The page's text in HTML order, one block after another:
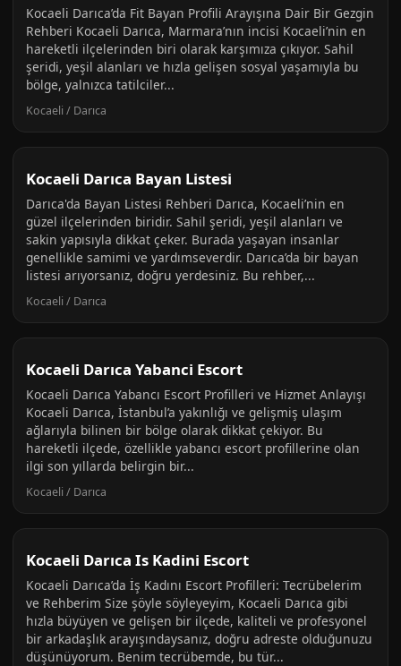
Kocaeli Darıca’da Fit Bayan Profili Arayışına Dair Bir Gezgin
Rehberi Kocaeli Darıca, Marmara’nın incisi Kocaeli’nin en
hareketli ilçelerinden biri olarak karşımıza çıkıyor. Sahil
şeridi, yeşil alanları ve hızla gelişen sosyal yaşamıyla bu
bölge, yalnızca tatilciler...
Kocaeli / Darıca
Kocaeli Darıca Bayan Listesi
Darıca'da Bayan Listesi Rehberi Darıca, Kocaeli’nin en
güzel ilçelerinden biridir. Sahil şeridi, yeşil alanları ve
sakin yapısıyla dikkat çeker. Burada yaşayan insanlar
genellikle samimi ve yardımseverdir. Darıca’da bir bayan
listesi arıyorsanız, doğru yerdesiniz. Bu rehber,...
Kocaeli / Darıca
Kocaeli Darıca Yabanci Escort
Kocaeli Darıca Yabancı Escort Profilleri ve Hizmet Anlayışı
Kocaeli Darıca, İstanbul’a yakınlığı ve gelişmiş ulaşım
ağlarıyla bilinen bir bölge olarak dikkat çekiyor. Bu
hareketli ilçede, özellikle yabancı escort profillerine olan
ilgi son yıllarda belirgin bir...
Kocaeli / Darıca
Kocaeli Darıca Is Kadini Escort
Kocaeli Darıca’da İş Kadını Escort Profilleri: Tecrübelerim
ve Rehberim Size şöyle söyleyeyim, Kocaeli Darıca gibi
hızla büyüyen ve gelişen bir ilçede, kaliteli ve profesyonel
bir arkadaşlık arayışındaysanız, doğru adreste olduğunuzu
düşünüyorum. Benim tecrübemde, bu tür...